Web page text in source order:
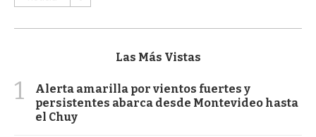
Las Más Vistas
1
Alerta amarilla por vientos fuertes y
persistentes abarca desde Montevideo hasta
el Chuy